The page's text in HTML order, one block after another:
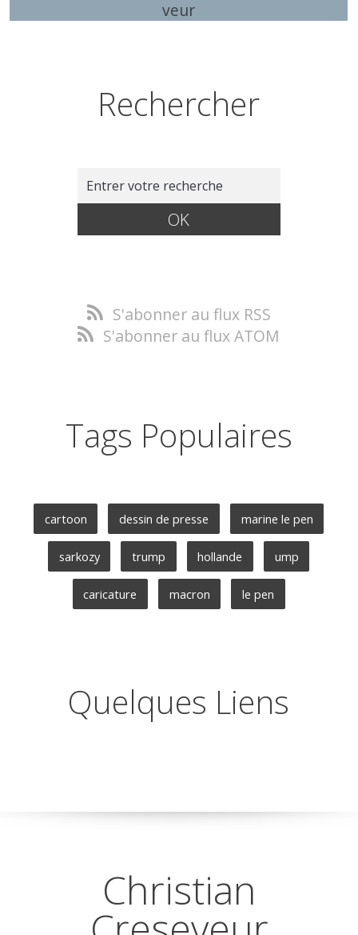
Rechercher
S'abonner au flux RSS
S'abonner au flux ATOM
Tags Populaires
cartoon dessin de presse marine le pen
sarkozy trump hollande ump
caricature macron le pen
Quelques Liens
Christian